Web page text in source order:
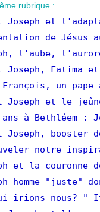
rubrique :
Joseph et
de Jésus
l'aube,
Joseph, Fatima
François, un
Joseph et le
ans à Bethléem :
Joseph, booster
notre
et la couronne
homme
irions-nous? "